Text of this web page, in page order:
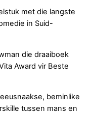
met die langste
in Suid-
die draaiboek
Award vir Beste
beminlike
tussen mans en